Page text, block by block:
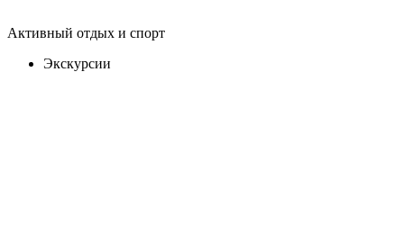
Активный отдых и спорт
Экскурсии